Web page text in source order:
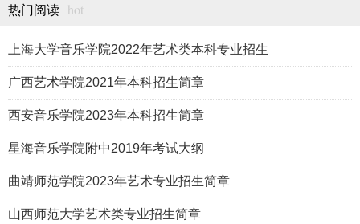
热门阅读 hot
上海大学音乐学院2022年艺术类本科专业招生
广西艺术学院2021年本科招生简章
西安音乐学院2023年本科招生简章
星海音乐学院附中2019年考试大纲
曲靖师范学院2023年艺术专业招生简章
山西师范大学艺术类专业招生简章